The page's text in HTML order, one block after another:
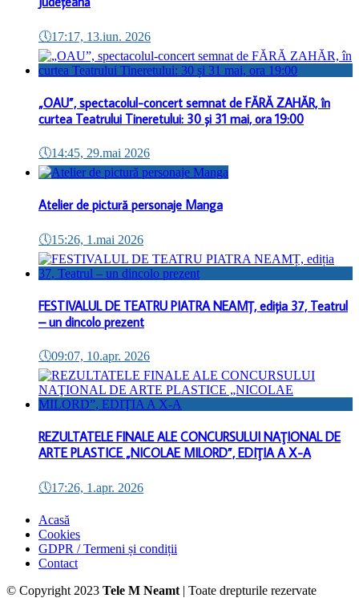
🕔17:17, 13.iun. 2026
„OAU”, spectacolul-concert semnat de FĂRĂ ZAHĂR, în
curtea Teatrului Tineretului: 30 și 31 mai, ora 19:00
🕔14:45, 29.mai 2026
Atelier de pictură personaje Manga
🕔15:26, 1.mai 2026
FESTIVALUL DE TEATRU PIATRA NEAMȚ, ediția 37, Teatrul
– un dincolo prezent
🕔09:07, 10.apr. 2026
REZULTATELE FINALE ALE CONCURSULUI NAŢIONAL DE
ARTE PLASTICE „NICOLAE MILORD”, EDIŢIA A X-A
🕔17:26, 1.apr. 2026
Acasă
Cookies
GDPR / Termeni și condiții
Contact
© Copyright 2023 Tele M Neamt | Toate drepturile rezervate